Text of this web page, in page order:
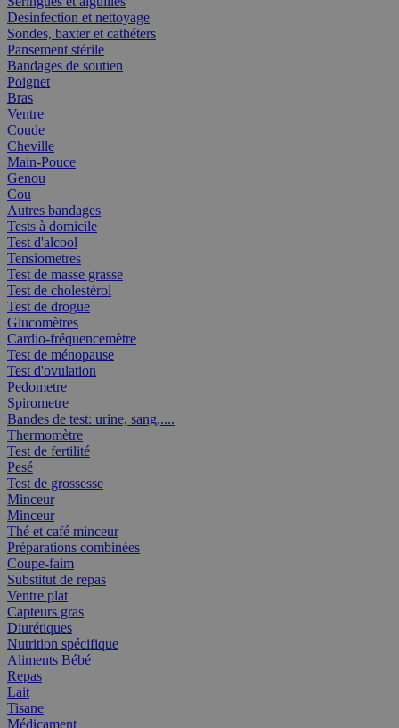
Desinfection et nettoyage
Sondes, baxter et cathéters
Pansement stérile
Bandages de soutien
Poignet
Bras
Ventre
Coude
Cheville
Main-Pouce
Genou
Cou
Autres bandages
Tests à domicile
Test d'alcool
Tensiometres
Test de masse grasse
Test de cholestérol
Test de drogue
Glucomètres
Cardio-fréquencemètre
Test de ménopause
Test d'ovulation
Pedometre
Spirometre
Bandes de test: urine, sang,....
Thermomètre
Test de fertilité
Pesé
Test de grossesse
Minceur
Minceur
Thé et café minceur
Préparations combinées
Coupe-faim
Substitut de repas
Ventre plat
Capteurs gras
Diurétiques
Nutrition spécifique
Aliments Bébé
Repas
Lait
Tisane
Médicament